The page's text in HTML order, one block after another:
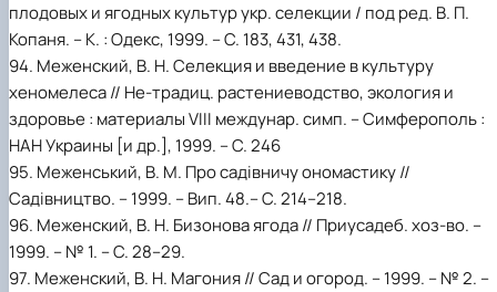
плодовых и ягодных культур укр. селекции / под ред. В. П.
Копаня. – К. : Одекс, 1999. – С. 183, 431, 438.
94. Меженский, В. Н. Селекция и введение в культуру
хеномелеса // Не-традиц. растениеводство, экология и
здоровье : материалы VIII междунар. симп. – Симферополь :
НАН Украины [и др.], 1999. – С. 246
95. Меженський, В. М. Про садівничу ономастику //
Садівництво. – 1999. – Вип. 48.– С. 214–218.
96. Меженский, В. Н. Бизонова ягода // Приусадеб. хоз-во. –
1999. – № 1. – С. 28–29.
97. Меженский, В. Н. Магония // Сад и огород. – 1999. – № 2. –